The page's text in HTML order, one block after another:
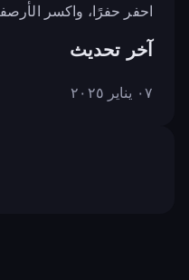
احفر حفرًا، واكسر
آخر تحديث
٠٧ يناير ٢٠٢٥